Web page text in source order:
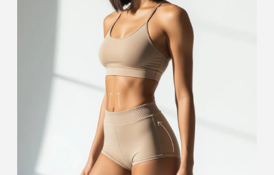
-15% на проведение 2 процедур
из списка
-15% на проведение лазерной эпиляции
Подробнее